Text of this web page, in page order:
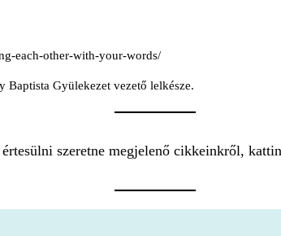
each-other-with-your-words/
Gyülekezet vezető lelkésze.
szeretne megjelenő cikkeinkről,